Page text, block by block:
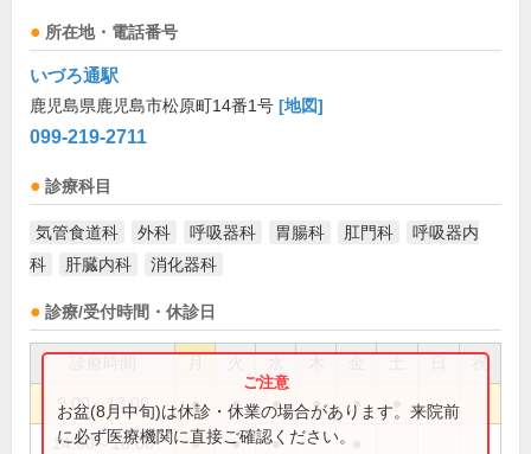
所在地・電話番号
いづろ通駅
鹿児島県鹿児島市松原町14番1号 [地図]
099-219-2711
診療科目
気管食道科 外科 呼吸器科 胃腸科 肛門科
呼吸器内
科
肝臓内科 消化器科
診療/受付時間・休診日
祝
9:00～13:00 ● ● ● ● ●
14:00～18:00 ● ● ●
お盆(8月中旬)は休診・休業の場合があります。来院前
に必ず医療機関に直接ご確認ください。